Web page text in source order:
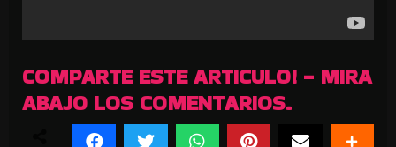
COMPARTE ESTE ARTICULO! - MIRA
ABAJO LOS COMENTARIOS.